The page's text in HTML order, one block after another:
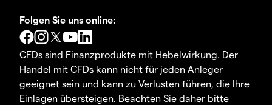
Folgen Sie uns online:
CFDs sind Finanzprodukte mit Hebelwirkung. Der
Handel mit CFDs kann nicht für jeden Anleger
geeignet sein und kann zu Verlusten führen, die Ihre
Einlagen übersteigen. Beachten Sie daher bitte